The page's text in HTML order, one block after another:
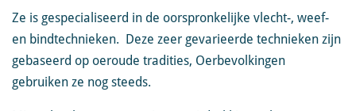
Ze is gespecialiseerd in de oorspronkelijke vlecht-, weef-
en bindtechnieken. Deze zeer gevarieerde technieken zijn
gebaseerd op oeroude tradities, Oerbevolkingen
gebruiken ze nog steeds.